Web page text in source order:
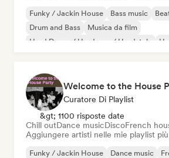
Funky / Jackin House Bass music
Drum and Bass
Musica da film
Hard Dance / Hardcore / Hardstyle
Welcome to the House
Curatore Di Playlist
&gt; 1100 risposte date
Chill outDance musicDiscoFrench
Aggiungere artisti nelle mie playlist
Funky / Jackin House Dance music